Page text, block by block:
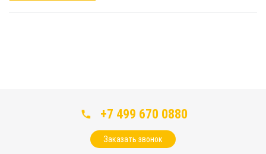
+7 499 670 0880
Заказать звонок